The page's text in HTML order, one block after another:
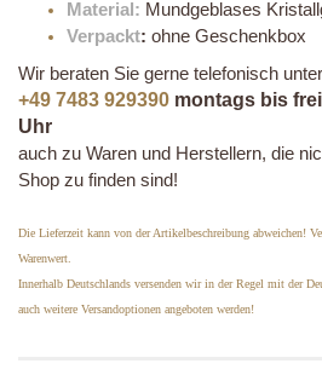
Material: Mundgeblases
Verpackt: ohne Geschenkbox
Wir beraten Sie gerne telefonisch
+49 7483 929390 montags bis
Uhr
auch zu Waren und Herstellern, die
Shop zu finden sind!
Die Lieferzeit kann von der Artikelbeschreibung abweichen!
Warenwert.
Innerhalb Deutschlands versenden wir in der Regel mit der
auch weitere Versandoptionen angeboten werden!